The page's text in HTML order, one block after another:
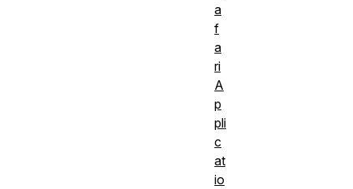
a
f
a
ri
A
p
pli
c
at
io